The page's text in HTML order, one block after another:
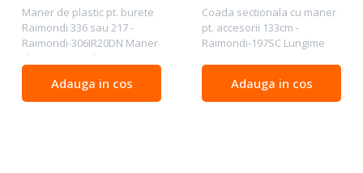
Maner de plastic pt. burete
Raimondi 336 sau 217 -
Raimondi-306IR20DN Maner
de rezerva pt. buretii
si usoara cu sistemul "Easy-
Lock" Dimensiuni 24x10cm
Adauga in cos
Coada sectionala cu maner
pt. accesorii 133cm -
Raimondi-197SC Lungime
Adauga in cos